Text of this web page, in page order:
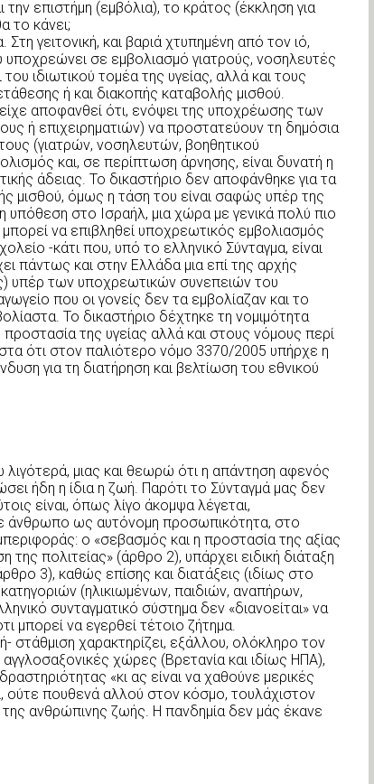
επιστήμη (εμβόλια), το κράτος (έκκληση για
το κάνει;
γειτονική, και βαριά χτυπημένη από τον ιό,
σε εμβολιασμό γιατρούς, νοσηλευτές
ιδιωτικού τομέα της υγείας, αλλά και τους
ή και διακοπής καταβολής μισθού.
αποφανθεί ότι, ενόψει της υποχρέωσης των
ή επιχειρηματιών) να προστατεύουν τη δημόσια
(γιατρών, νοσηλευτών, βοηθητικού
και, σε περίπτωση άρνησης, είναι δυνατή η
άδειας. Το δικαστήριο δεν αποφάνθηκε για τα
μισθού, όμως η τάση του είναι σαφώς υπέρ της
υπόθεση στο Ισραήλ, μια χώρα με γενικά πολύ πιο
να επιβληθεί υποχρεωτικός εμβολιασμός
-κάτι που, υπό το ελληνικό Σύνταγμα, είναι
πάντως και στην Ελλάδα μια επί της αρχής
υπέρ των υποχρεωτικών συνεπειών του
που οι γονείς δεν τα εμβολίαζαν και το
Το δικαστήριο δέχτηκε τη νομιμότητα
της υγείας αλλά και στους νόμους περί
ότι στον παλιότερο νόμο 3370/2005 υπήρχε η
για τη διατήρηση και βελτίωση του εθνικού
λιγότερά, μιας και θεωρώ ότι η απάντηση αφενός
ήδη η ίδια η ζωή. Παρότι το Σύνταγμά μας δεν
είναι, όπως λίγο άκομψα λέγεται,
άνθρωπο ως αυτόνομη προσωπικότητα, στο
ο «σεβασμός και η προστασία της αξίας
πολιτείας» (άρθρο 2), υπάρχει ειδική διάταξη
3), καθώς επίσης και διατάξεις (ιδίως στο
(ηλικιωμένων, παιδιών, αναπήρων,
συνταγματικό σύστημα δεν «διανοείται» να
να εγερθεί τέτοιο ζήτημα.
στάθμιση χαρακτηρίζει, εξάλλου, ολόκληρο τον
χώρες (Βρετανία και ιδίως ΗΠΑ),
«κι ας είναι να χαθούνε μερικές
πουθενά αλλού στον κόσμο, τουλάχιστον
ανθρώπινης ζωής. Η πανδημία δεν μάς έκανε